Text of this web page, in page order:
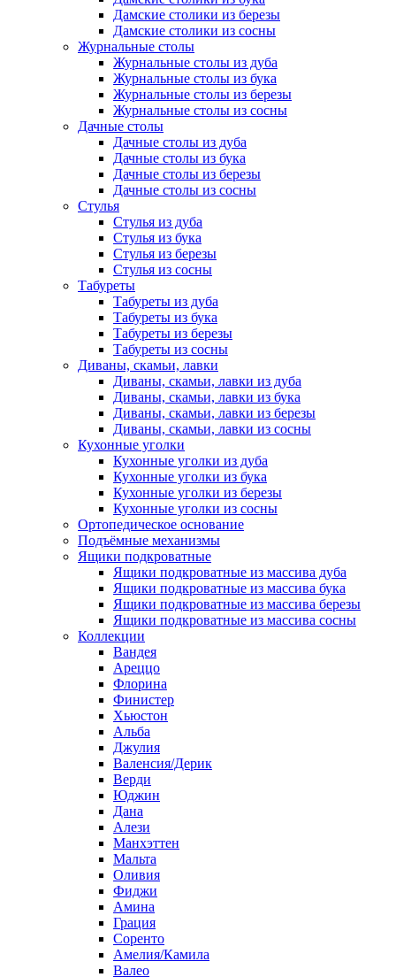
Дамские столики из березы
Дамские столики из сосны
Журнальные столы
Журнальные столы из дуба
Журнальные столы из бука
Журнальные столы из березы
Журнальные столы из сосны
Дачные столы
Дачные столы из дуба
Дачные столы из бука
Дачные столы из березы
Дачные столы из сосны
Стулья
Стулья из дуба
Стулья из бука
Стулья из березы
Стулья из сосны
Табуреты
Табуреты из дуба
Табуреты из бука
Табуреты из березы
Табуреты из сосны
Диваны, скамьи, лавки
Диваны, скамьи, лавки из дуба
Диваны, скамьи, лавки из бука
Диваны, скамьи, лавки из березы
Диваны, скамьи, лавки из сосны
Кухонные уголки
Кухонные уголки из дуба
Кухонные уголки из бука
Кухонные уголки из березы
Кухонные уголки из сосны
Ортопедическое основание
Подъёмные механизмы
Ящики подкроватные
Ящики подкроватные из массива дуба
Ящики подкроватные из массива бука
Ящики подкроватные из массива березы
Ящики подкроватные из массива сосны
Коллекции
Вандея
Ареццо
Флорина
Финистер
Хьюстон
Альба
Джулия
Валенсия/Дерик
Верди
Юджин
Дана
Алези
Манхэттен
Мальта
Оливия
Фиджи
Амина
Грация
Соренто
Амелия/Камила
Валео